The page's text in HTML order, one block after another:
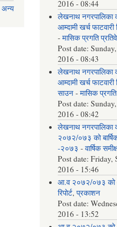
अन्य
2016 - 08:44
लेखनाथ नगरपालिका
आम्दामी खर्च
-मासिक प्रगति
Post date:
2016 - 08:43
लेखनाथ नगरपालिका
आम्दामी खर्च
साउन-मासिक
Post date:
2016 - 08:42
लेखनाथ नगरपालिका
२०७२/०७३ को
-२०७३-वार्षिक
Post date:Friday,
2016 - 15:46
आ.व २०७२/०७३ को
रिपोर्ट,प्रकाशन
Post date:
2016 - 13:52